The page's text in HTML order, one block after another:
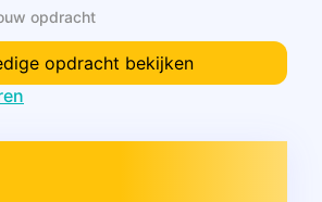
opdracht
opdracht bekijken